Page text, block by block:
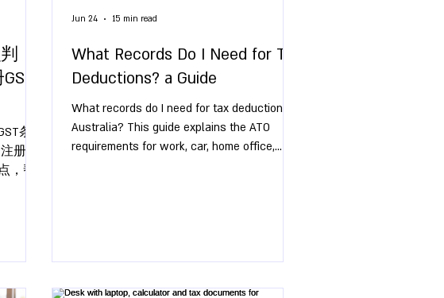
条件
册门
，帮
What Records Do I Need for Tax
Deductions? a Guide
What records do I need for tax deductions in
Australia? This guide explains the ATO
requirements for work, car, home office,
Jun 24 15 min read